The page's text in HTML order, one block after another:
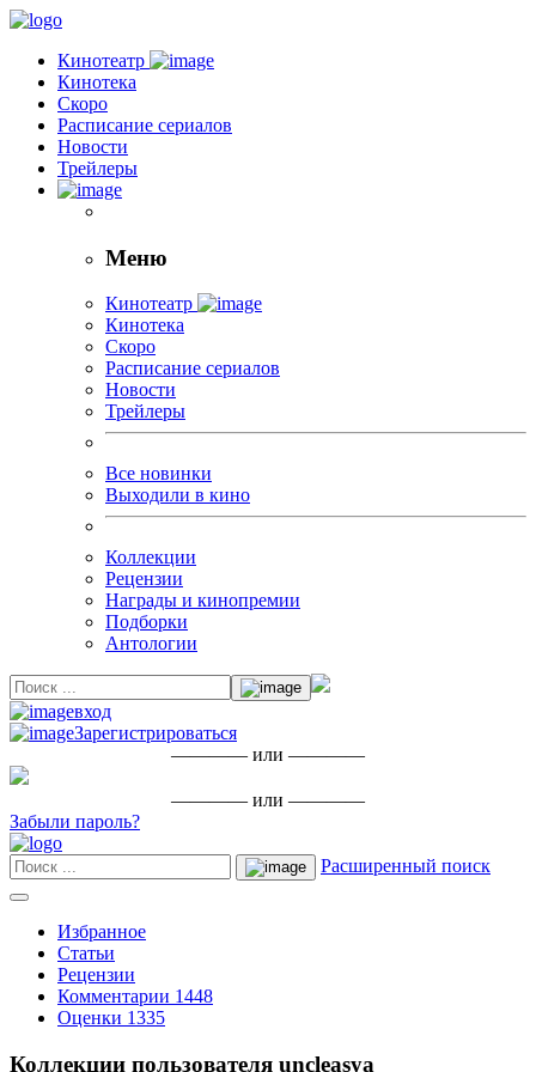
Кинотеатр
Кинотека
Скоро
Расписание сериалов
Новости
Трейлеры
Меню
Кинотеатр
Кинотека
Скоро
Расписание сериалов
Новости
Трейлеры
Все новинки
Выходили в кино
Коллекции
Рецензии
Награды и кинопремии
Подборки
Антологии
вход
Зарегистрироваться
———— или ————
———— или ————
Забыли пароль?
Расширенный поиск
Избранное
Статьи
Рецензии
Комментарии 1448
Оценки 1335
Коллекции пользователя uncleasya